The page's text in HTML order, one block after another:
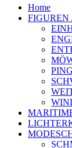
Home
FIGUREN